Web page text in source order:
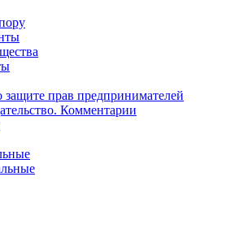
прав предпринимателей
Комментарии